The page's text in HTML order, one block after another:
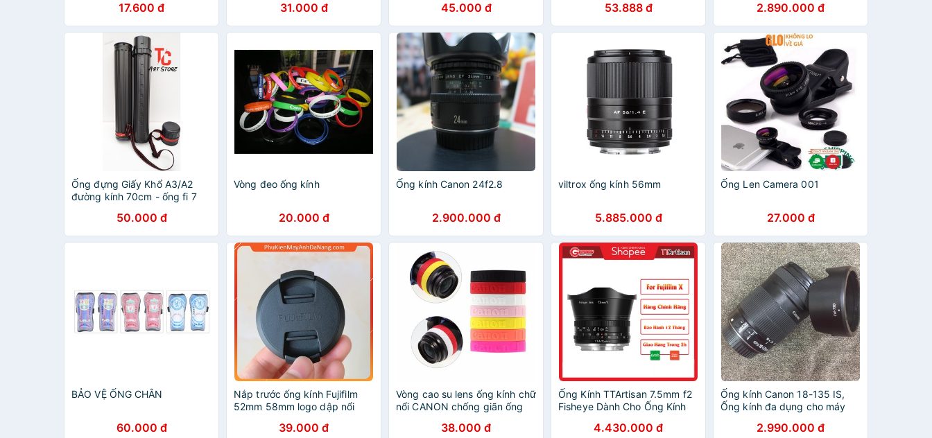
17.600 đ 31.000 đ 45.000 đ 53.888 đ 2.890.000 đ
Ống đựng Giấy Khổ A3/A2
đường kính 70cm - ống fi 7
50.000 đ
Vòng đeo ống kính
20.000 đ
Ống kính Canon 24f2.8
2.900.000 đ
viltrox ống kính 56mm
5.885.000 đ
Ống Len Camera 001
27.000 đ
BẢO VỆ ỐNG CHÂN
60.000 đ
Nắp trước ống kính Fujifilm
52mm 58mm logo dập nổi
dành cho ống kính Fujifilm
39.000 đ
Vòng cao su lens ống kính chữ
nổi CANON chống giãn ống
38.000 đ
Ống Kính TTArtisan 7.5mm f2
Fisheye Dành Cho Ống Kính
4.430.000 đ
Ống kính Canon 18-135 IS,
Ống kính đa dụng cho máy
2.990.000 đ